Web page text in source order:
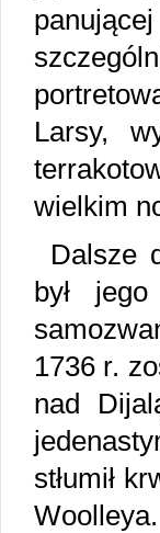
Larsy,
wielkim
Dalsze
był
1736 r.
nad
stłumił